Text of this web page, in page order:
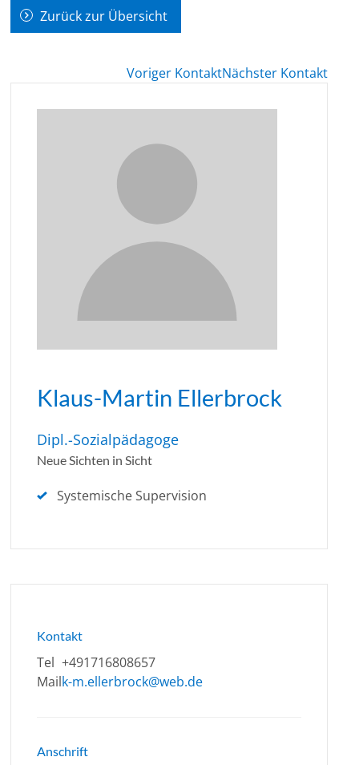
Zurück zur Übersicht
Voriger KontaktNächster Kontakt
Klaus-Martin Ellerbrock
Dipl.-Sozialpädagoge
Neue Sichten in Sicht
Systemische Supervision
Kontakt
Tel +491716808657
Mailk-m.ellerbrock@web.de
Anschrift